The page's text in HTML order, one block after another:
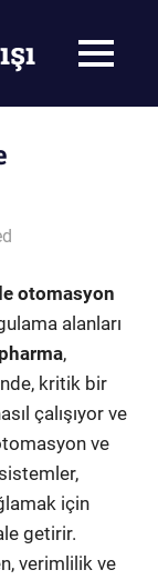
MENU
otomasyon
alanları
pharma,
kritik bir
çalışıyor ve
ve
için
getirir.
verimlilik ve